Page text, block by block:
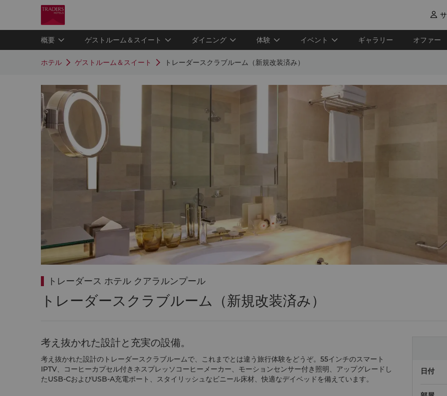

概要 ゲストルーム＆スイート ダイニング 体験 イベント ギャラリー オファー
ホテル ゲストルーム＆スイート トレーダースクラブルーム（新規改装済み）
トレーダース ホテル クアラルンプール
トレーダースクラブルーム（新規改装済み）
考え抜かれた設計と充実の設備。
考え抜かれた設計のトレーダースクラブルームで、これまでとは違う旅行体験をどうぞ。55インチのスマート
IPTV、コーヒーカプセル付きネスプレッソコーヒーメーカー、モーションセンサー付き照明、アップグレードし
たUSB-CおよびUSB-A充電ポート、スタイリッシュなビニール床材、快適なデイベッドを備えています。
日付